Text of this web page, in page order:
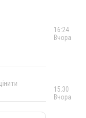
16:24
Вчора
15:30
Вчора